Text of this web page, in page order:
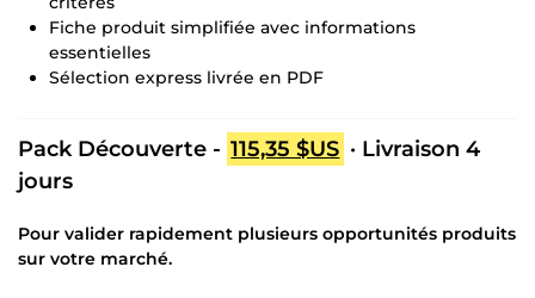
Fiche produit simplifiée avec informations
essentielles
Sélection express livrée en PDF
Pack Découverte - 115,35 $US · Livraison 4
jours
Pour valider rapidement plusieurs opportunités produits
sur votre marché.